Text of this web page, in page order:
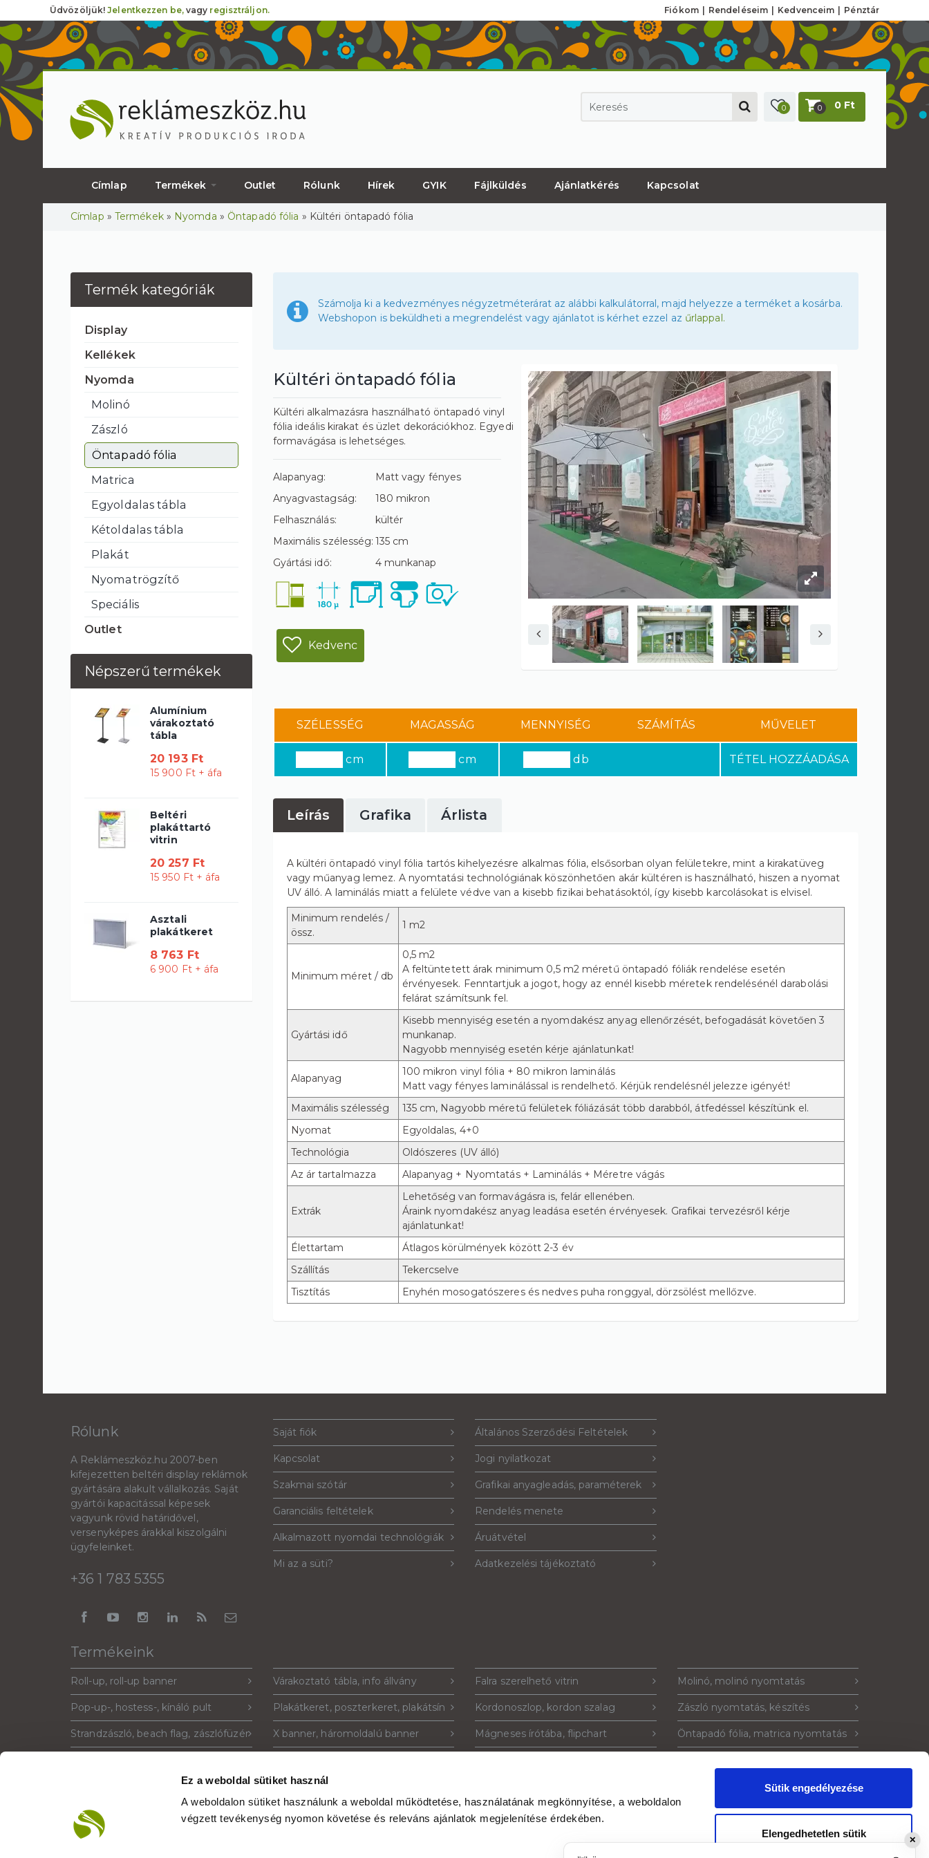
Ez a weboldal sütiket használ
A weboldalon sütiket használunk a weboldal működtetése, használatának megkönnyítése, a weboldalon
végzett tevékenység nyomon követése és releváns ajánlatok megjelenítése érdekében.
Sütik engedélyezése
Elengedhetetlen sütik
Üdvözöljük!Jelentkezzen be,vagy regisztráljon. Fiókom Rendeléseim Kedvenceim Pénztár
0 0 0 Ft
Címlap Termékek Outlet Rólunk Hírek GYIK Fájlküldés Ajánlatkérés Kapcsolat
Jelenlegi hely
Címlap » Termékek » Nyomda » Öntapadó fólia » Kültéri öntapadó fólia
Termék kategóriák
Display
Kellékek
Nyomda
Molinó
Zászló
Öntapadó fólia
Matrica
Egyoldalas tábla
Kétoldalas tábla
Plakát
Nyomatrögzítő
Speciális
Outlet
Népszerű termékek
Alumínium
várakoztató
tábla
20 193 Ft
15 900 Ft + áfa
Beltéri
plakáttartó
vitrin
20 257 Ft
15 950 Ft + áfa
Asztali
plakátkeret
8 763 Ft
6 900 Ft + áfa
Számolja ki a kedvezményes négyzetméterárat az alábbi kalkulátorral, majd helyezze a terméket a kosárba.
Webshopon is beküldheti a megrendelést vagy ajánlatot is kérhet ezzel az űrlappal.
Kültéri öntapadó fólia
Kültéri alkalmazásra használható öntapadó vinyl
fólia ideális kirakat és üzlet dekorációkhoz. Egyedi
formavágása is lehetséges.
Alapanyag:
Matt vagy fényes
Anyagvastagság:
180 mikron
Felhasználás:
kültér
Maximális szélesség: 135 cm
Gyártási idő:
4 munkanap
Kedvenc
SZÉLESSÉG MAGASSÁG MENNYISÉG SZÁMÍTÁS MŰVELET
cm cm db TÉTEL HOZZÁADÁSA
Leírás Grafika Árlista
A kültéri öntapadó vinyl fólia tartós kihelyezésre alkalmas fólia, elsősorban olyan felületekre, mint a kirakatüveg
vagy műanyag lemez. A nyomtatási technológiának köszönhetően akár kültéren is használható, hiszen a nyomat
UV álló. A laminálás miatt a felülete védve van a kisebb fizikai behatásoktól, így kisebb karcolásokat is elvisel.
Minimum rendelés /
össz.
1 m2
Minimum méret / db
0,5 m2
A feltüntetett árak minimum 0,5 m2 méretű öntapadó fóliák rendelése esetén
érvényesek. Fenntartjuk a jogot, hogy az ennél kisebb méretek rendelésénél darabolási
felárat számítsunk fel.
Gyártási idő
Kisebb mennyiség esetén a nyomdakész anyag ellenőrzését, befogadását követően 3
munkanap.
Nagyobb mennyiség esetén kérje ajánlatunkat!
Alapanyag
100 mikron vinyl fólia + 80 mikron laminálás
Matt vagy fényes laminálással is rendelhető. Kérjük rendelésnél jelezze igényét!
Maximális szélesség
135 cm, Nagyobb méretű felületek fóliázását több darabból, átfedéssel készítünk el.
Nyomat
Egyoldalas, 4+0
Technológia
Oldószeres (UV álló)
Az ár tartalmazza
Alapanyag + Nyomtatás + Laminálás + Méretre vágás
Extrák
Lehetőség van formavágásra is, felár ellenében.
Áraink nyomdakész anyag leadása esetén érvényesek. Grafikai tervezésről kérje
ajánlatunkat!
Élettartam
Átlagos körülmények között 2-3 év
Szállítás
Tekercselve
Tisztítás
Enyhén mosogatószeres és nedves puha ronggyal, dörzsölést mellőzve.
Rólunk
A Reklámeszköz.hu 2007-ben
kifejezetten beltéri display reklámok
gyártására alakult vállalkozás. Saját
gyártói kapacitással képesek
vagyunk rövid határidővel,
versenyképes árakkal kiszolgálni
ügyfeleinket.
+36 1 783 5355
Saját fiók
Kapcsolat
Szakmai szótár
Garanciális feltételek
Alkalmazott nyomdai technológiák
Mi az a süti?
Általános Szerződési Feltételek
Jogi nyilatkozat
Grafikai anyagleadás, paraméterek
Rendelés menete
Áruátvétel
Adatkezelési tájékoztató
Termékeink
Roll-up, roll-up banner
Pop-up-, hostess-, kínáló pult
Strandzászló, beach flag, zászlófüzér
Megállító tábla, standee, windtalker
PIXLIP világító stand
Várakoztató tábla, info állvány
Plakátkeret, poszterkeret, plakátsín
X banner, háromoldalú banner
Világító tábla, totemoszlop
Google Ads hirdetés
Falra szerelhető vitrin
Kordonoszlop, kordon szalag
Mágneses írótába, flipchart
Plexi szórólaptartó, plakáttartó
Molinó, molinó nyomtatás
Zászló nyomtatás, készítés
Öntapadó fólia, matrica nyomtatás
Kétoldalas műanyag tábla
Plakát nyomtatás
✕